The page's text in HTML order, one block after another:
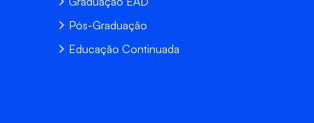
Pós-Graduação
Educação Continuada